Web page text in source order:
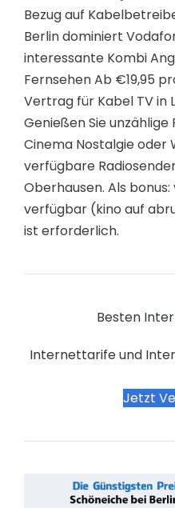
Bezug auf
Berlin dominiert
interessante Kombi
Fernsehen Ab €19,95
Vertrag für Kabel TV in
Genießen Sie
Cinema Nostalgie oder
verfügbare Radiosender
Oberhausen. Als
verfügbar (kino auf
ist erforderlich.
Besten
Internettarife und
Jetzt